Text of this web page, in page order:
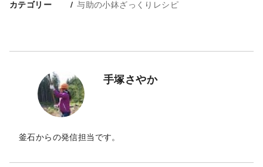
カテゴリー 与助の小鉢ざっくりレシピ
手塚さやか
釜石からの発信担当です。